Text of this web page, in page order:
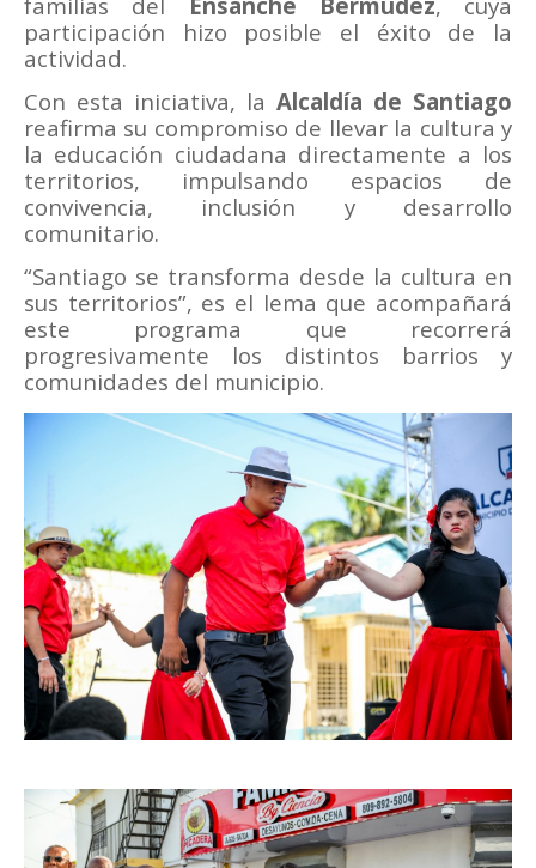
participación hizo posible el éxito de la
actividad.
Con esta iniciativa, la Alcaldía de Santiago
reafirma su compromiso de llevar la cultura y
la educación ciudadana directamente a los
territorios, impulsando espacios de
convivencia, inclusión y desarrollo
comunitario.
“Santiago se transforma desde la cultura en
sus territorios”, es el lema que acompañará
este programa que recorrerá
progresivamente los distintos barrios y
comunidades del municipio.